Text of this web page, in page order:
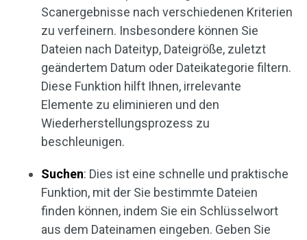
Scanergebnisse nach verschiedenen Kriterien
zu verfeinern. Insbesondere können Sie
Dateien nach Dateityp, Dateigröße, zuletzt
geändertem Datum oder Dateikategorie filtern.
Diese Funktion hilft Ihnen, irrelevante
Elemente zu eliminieren und den
Wiederherstellungsprozess zu
beschleunigen.
Suchen: Dies ist eine schnelle und praktische
Funktion, mit der Sie bestimmte Dateien
finden können, indem Sie ein Schlüsselwort
aus dem Dateinamen eingeben. Geben Sie